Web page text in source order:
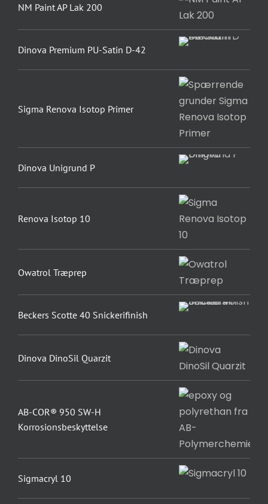
NM Paint AP Lak 200
Dinova Premium PU-Satin D-42
Sigma Renova Isotop Primer
Dinova Unigrund P
Renova Isotop 10
Owatrol Træprep
Beckers Scotte 40 Snickerifinish
Dinova DinoSil Quarzit
AB-COR® 950 SW-H
Korrosionsbeskyttelse
Sigmacryl 10